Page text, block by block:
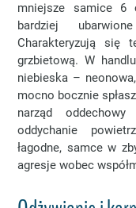
mniejsze samice 6
bardziej
Charakteryzują się
grzbietową. W
niebieska –
mocno bocznie
narząd
oddychanie
łagodne, samce w
agresje wobec